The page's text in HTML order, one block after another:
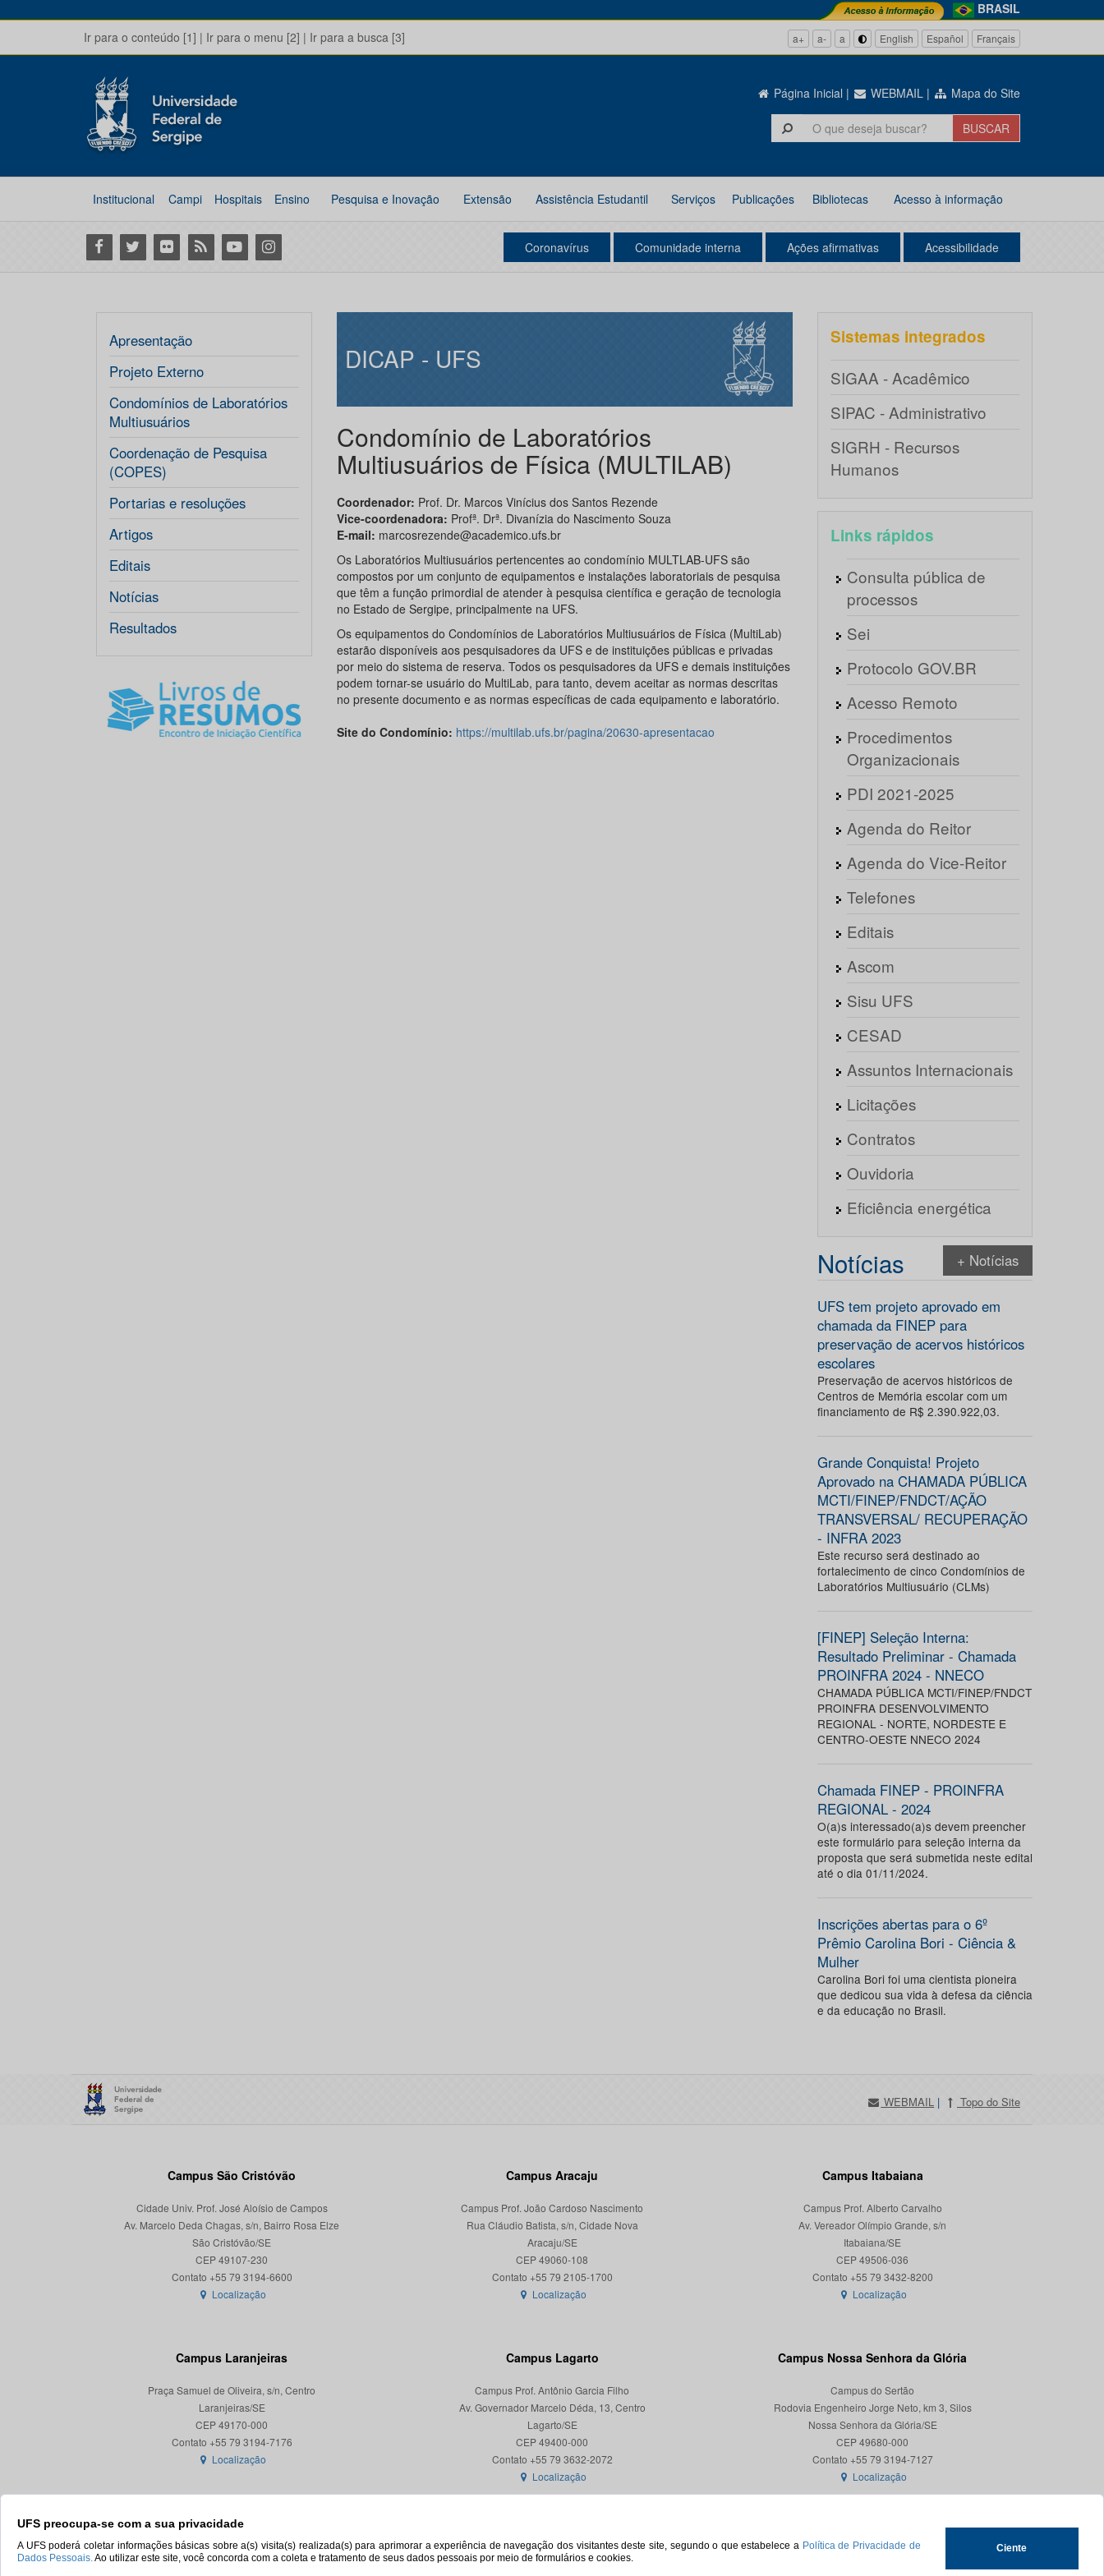
BRASIL
Ir para o conteúdo [1] | Ir para o menu [2] | Ir para a busca [3] a+ a- a English Español Français
Página Inicial | WEBMAIL | Mapa do Site
Institucional Campi Hospitais Ensino Pesquisa e Inovação Extensão Assistência Estudantil Serviços Publicações Bibliotecas Acesso à informação
Facebook
Twitter Flickr RSS YoutubeInstagram Coronavírus Comunidade interna Ações afirmativas Acessibilidade
UFS preocupa-se com a sua privacidade
A UFS poderá coletar informações básicas sobre a(s) visita(s) realizada(s) para aprimorar a experiência de navegação dos visitantes deste site, segundo o que estabelece a Política de Privacidade de
Dados Pessoais.Ao utilizar este site, você concorda com a coleta e tratamento de seus dados pessoais por meio de formulários e cookies.
Ciente
Apresentação
Projeto Externo
Condomínios de Laboratórios
Multiusuários
Coordenação de Pesquisa
(COPES)
Portarias e resoluções
Artigos
Editais
Notícias
Resultados
DICAP - UFS
Condomínio de Laboratórios
Multiusuários de Física (MULTILAB)
Coordenador: Prof. Dr. Marcos Vinícius dos Santos Rezende
Vice-coordenadora: Profª. Drª. Divanízia do Nascimento Souza
E-mail: marcosrezende@academico.ufs.br
Os Laboratórios Multiusuários pertencentes ao condomínio MULTLAB-UFS são
compostos por um conjunto de equipamentos e instalações laboratoriais de pesquisa
que têm a função primordial de atender à pesquisa científica e geração de tecnologia
no Estado de Sergipe, principalmente na UFS.
Os equipamentos do Condomínios de Laboratórios Multiusuários de Física (MultiLab)
estarão disponíveis aos pesquisadores da UFS e de instituições públicas e privadas
por meio do sistema de reserva. Todos os pesquisadores da UFS e demais instituições
podem tornar-se usuário do MultiLab, para tanto, devem aceitar as normas descritas
no presente documento e as normas específicas de cada equipamento e laboratório.
Site do Condomínio: https://multilab.ufs.br/pagina/20630-apresentacao
Sistemas integrados
SIGAA - Acadêmico
SIPAC - Administrativo
SIGRH - Recursos
Humanos
Links rápidos
Consulta pública de
processos
Sei
Protocolo GOV.BR
Acesso Remoto
Procedimentos
Organizacionais
PDI 2021-2025
Agenda do Reitor
Agenda do Vice-Reitor
Telefones
Editais
Ascom
Sisu UFS
CESAD
Assuntos Internacionais
Licitações
Contratos
Ouvidoria
Eficiência energética
Notícias + Notícias
UFS tem projeto aprovado em
chamada da FINEP para
preservação de acervos históricos
escolares
Preservação de acervos históricos de
Centros de Memória escolar com um
financiamento de R$ 2.390.922,03.
Grande Conquista! Projeto
Aprovado na CHAMADA PÚBLICA
MCTI/FINEP/FNDCT/AÇÃO
TRANSVERSAL/ RECUPERAÇÃO
- INFRA 2023
Este recurso será destinado ao
fortalecimento de cinco Condomínios de
Laboratórios Multiusuário (CLMs)
[FINEP] Seleção Interna:
Resultado Preliminar - Chamada
PROINFRA 2024 - NNECO
CHAMADA PÚBLICA MCTI/FINEP/FNDCT
PROINFRA DESENVOLVIMENTO
REGIONAL - NORTE, NORDESTE E
CENTRO-OESTE NNECO 2024
Chamada FINEP - PROINFRA
REGIONAL - 2024
O(a)s interessado(a)s devem preencher
este formulário para seleção interna da
proposta que será submetida neste edital
até o dia 01/11/2024.
Inscrições abertas para o 6º
Prêmio Carolina Bori - Ciência &
Mulher
Carolina Bori foi uma cientista pioneira
que dedicou sua vida à defesa da ciência
e da educação no Brasil.
WEBMAIL | Topo do Site
Campus São Cristóvão
Cidade Univ. Prof. José Aloísio de Campos
Av. Marcelo Deda Chagas, s/n, Bairro Rosa Elze
São Cristóvão/SE
CEP 49107-230
Localização
Campus Aracaju
Campus Prof. João Cardoso Nascimento
Rua Cláudio Batista, s/n, Cidade Nova
Aracaju/SE
CEP 49060-108
Localização
Campus Itabaiana
Campus Prof. Alberto Carvalho
Av. Vereador Olímpio Grande, s/n
Itabaiana/SE
CEP 49506-036
Localização
Campus Laranjeiras
Praça Samuel de Oliveira, s/n, Centro
Laranjeiras/SE
CEP 49170-000
Localização
Campus Lagarto
Campus Prof. Antônio Garcia Filho
Av. Governador Marcelo Déda, 13, Centro
Lagarto/SE
CEP 49400-000
Localização
Campus Nossa Senhora da Glória
Campus do Sertão
Rodovia Engenheiro Jorge Neto, km 3, Silos
Nossa Senhora da Glória/SE
CEP 49680-000
Contato +55 79 3194-7127
Localização
© 2026. Todos os direitos reservados. Universidade Federal de Sergipe.